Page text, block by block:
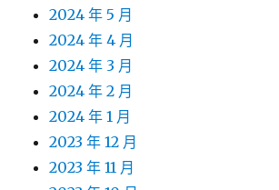
2024 年 5 月
2024 年 4 月
2024 年 3 月
2024 年 2 月
2024 年 1 月
2023 年 12 月
2023 年 11 月